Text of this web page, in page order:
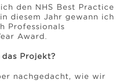
den NHS Best Practice
diesem Jahr gewann ich
Professionals
Award.
Projekt?
nachgedacht, wie wir